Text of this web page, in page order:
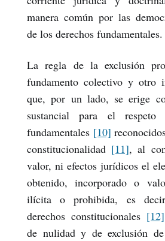
manera común por las
de los derechos fundamentales.
La regla de la exclusión
fundamento colectivo y otro
que, por un lado, se erige
sustancial para el
fundamentales [10]
constitucionalidad [11], al
valor, ni efectos jurídicos el
obtenido, incorporado o
ilícita o prohibida, es
derechos constitucionales [12]
de nulidad y de exclusión